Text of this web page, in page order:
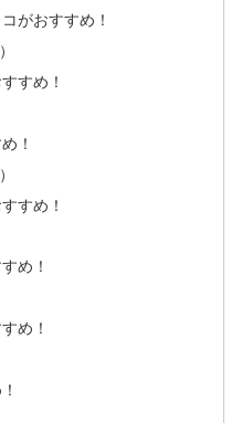
がおすすめ！
すめ！
！
すめ！
め！
め！